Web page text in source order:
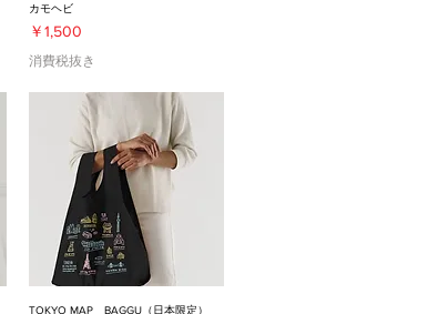
カモヘビ
価格
￥1,500
消費税抜き
TOKYO MAP BAGGU（日本限定）